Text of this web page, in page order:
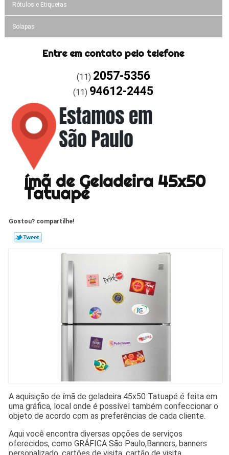
Rótulos e Etiquetas
Solapas
Entre em contato pelo telefone
(11) 2057-5356
(11) 94612-2445
ímã de Geladeira 45x50
Tatuapé
Gostou? compartilhe!
A aquisição de ímã de geladeira 45x50 Tatuapé é feita em
uma gráfica, local onde é possível também confeccionar o
objeto de acordo com as preferências de cada cliente.
Aqui você encontra diversas opções de serviços
oferecidos, como GRÁFICA São Paulo,Banners, banners